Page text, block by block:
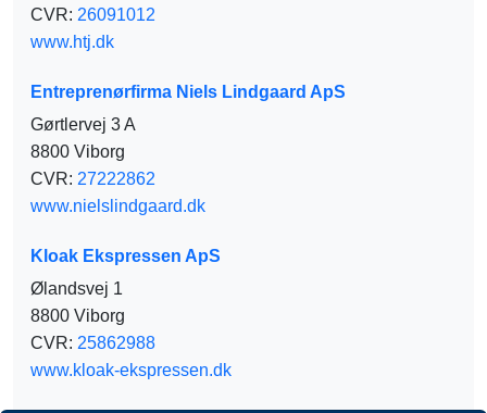
CVR: 26091012
www.htj.dk
Entreprenørfirma Niels Lindgaard ApS
Gørtlervej 3 A
8800 Viborg
CVR: 27222862
www.nielslindgaard.dk
Kloak Ekspressen ApS
Ølandsvej 1
8800 Viborg
CVR: 25862988
www.kloak-ekspressen.dk